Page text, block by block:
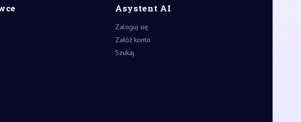
Asystent AI
Zaloguj się
Załóż konto
Szukaj